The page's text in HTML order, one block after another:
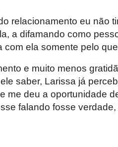
relacionamento eu não
a difamando como
com ela somente pelo
e muito menos
saber, Larissa já
me deu a oportunidade
falando fosse